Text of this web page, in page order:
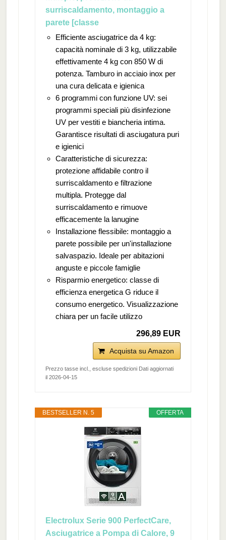
surriscaldamento, montaggio a
parete [classe
Efficiente asciugatrice da 4 kg:
capacità nominale di 3 kg, utilizzabile
effettivamente 4 kg con 850 W di
potenza. Tamburo in acciaio inox per
una cura delicata e igienica
6 programmi con funzione UV: sei
programmi speciali più disinfezione
UV per vestiti e biancheria intima.
Garantisce risultati di asciugatura puri
e igienici
Caratteristiche di sicurezza:
protezione affidabile contro il
surriscaldamento e filtrazione
multipla. Protegge dal
surriscaldamento e rimuove
efficacemente la lanugine
Installazione flessibile: montaggio a
parete possibile per un'installazione
salvaspazio. Ideale per abitazioni
anguste e piccole famiglie
Risparmio energetico: classe di
efficienza energetica G riduce il
consumo energetico. Visualizzazione
chiara per un facile utilizzo
296,89 EUR
Acquista su Amazon
Prezzo tasse incl., escluse spedizioni Dati aggiornati
il 2026-04-15
OFFERTA
BESTSELLER N. 5
Electrolux Serie 900 PerfectCare,
Asciugatrice a Pompa di Calore, 9